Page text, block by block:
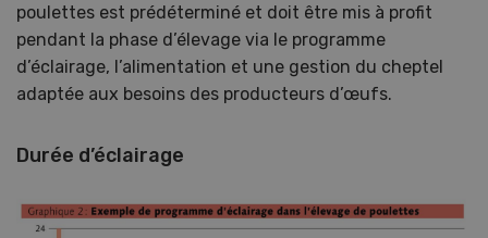
poulettes est prédéterminé et doit être mis à profit
pendant la phase d’élevage via le programme
d’éclairage, l’alimentation et une gestion du cheptel
adaptée aux besoins des producteurs d’œufs.
Durée d’éclairage